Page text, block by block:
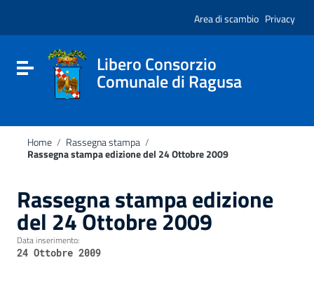
sito
include
Vai al footer
Area di scambio Privacy
Attiva / disattiva la navigazione
Libero Consorzio
Comunale di Ragusa
Home / Rassegna stampa /
Rassegna stampa edizione del 24 Ottobre 2009
Rassegna stampa edizione
del 24 Ottobre 2009
Data inserimento:
24 Ottobre 2009